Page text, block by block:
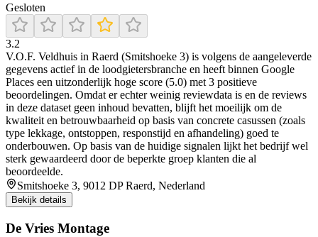
Gesloten
3.2
V.O.F. Veldhuis in Raerd (Smitshoeke 3) is volgens de aangeleverde
gegevens actief in de loodgietersbranche en heeft binnen Google
Places een uitzonderlijk hoge score (5.0) met 3 positieve
beoordelingen. Omdat er echter weinig reviewdata is en de reviews
in deze dataset geen inhoud bevatten, blijft het moeilijk om de
kwaliteit en betrouwbaarheid op basis van concrete casussen (zoals
type lekkage, ontstoppen, responstijd en afhandeling) goed te
onderbouwen. Op basis van de huidige signalen lijkt het bedrijf wel
sterk gewaardeerd door de beperkte groep klanten die al
beoordeelde.
Smitshoeke 3, 9012 DP Raerd, Nederland
Bekijk details
De Vries Montage